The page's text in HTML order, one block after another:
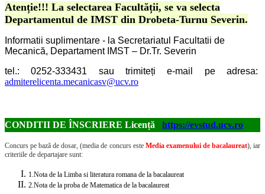
Atenție!!! La selectarea Facultății, se va selecta
Departamentul de IMST din Drobeta-Turnu Severin.
Informatii suplimentare - la Secretariatul Facultatii de
Mecanică, Departament IMST – Dr.Tr. Severin
tel.: 0252-333431 sautrimiteți e-mail pe adresa:
admiterelicenta.mecanicasv@ucv.ro
CONDITII DE ÎNSCRIERE Licență https://evstud.ucv.ro
Concurs pe bază de dosar, (media de concurs este Media examenului de bacalaureat), iar
criteriile de departajare sunt:
1. Nota de la Limba si literatura romana de la bacalaureat
2. Nota de la proba de Matematica de la bacalaureat